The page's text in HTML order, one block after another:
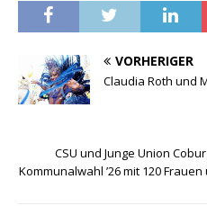
VORHERIGER
Claudia Roth und
CSU und Junge Union
Kommunalwahl ’26 mit 120